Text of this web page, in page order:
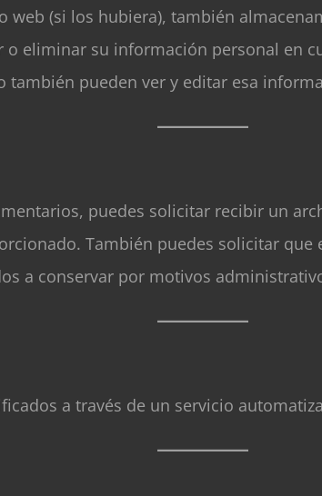
web (si los hubiera), también
eliminar su información personal en
pueden ver y editar esa
puedes solicitar recibir un
También puedes solicitar
a conservar por motivos
a través de un servicio